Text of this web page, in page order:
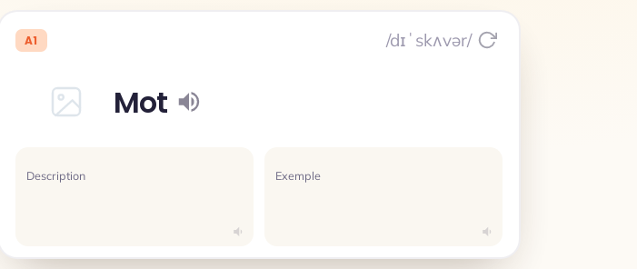
A1 /dɪˈskʌvər/
Mot
Description Exemple